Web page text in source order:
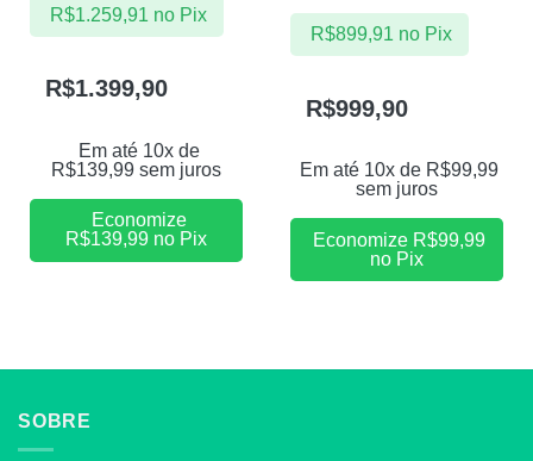
R$1.399,90
Em até 10x de
R$139,99 sem juros
R$1.259,91 no Pix
Economize
R$139,99 no Pix
R$999,90
Em até 10x de R$99,99
sem juros
R$899,91 no Pix
Economize R$99,99
no Pix
SOBRE